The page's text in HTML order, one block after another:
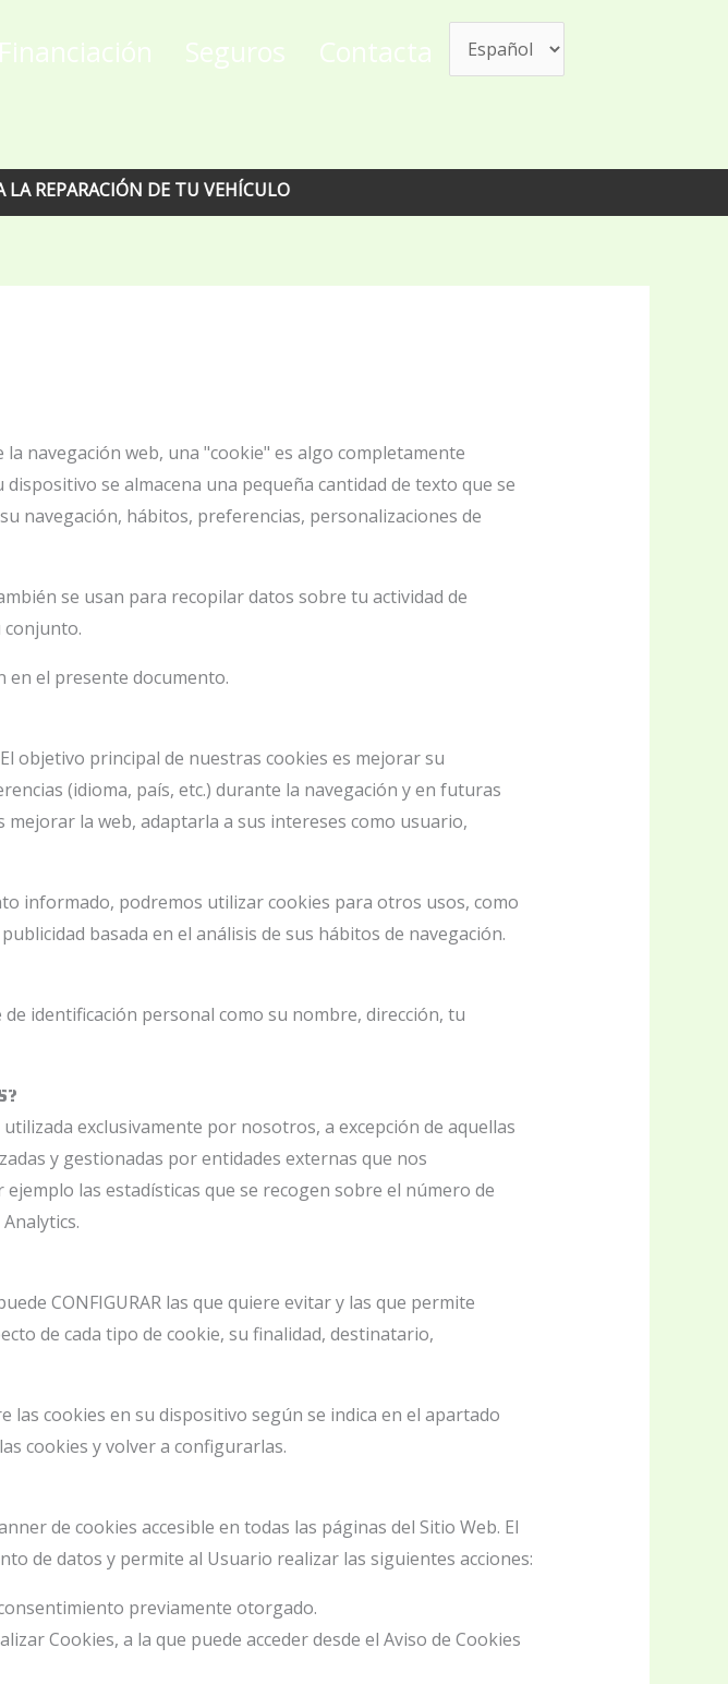
Financiación Seguros Contacta
DE TU VEHÍCULO
navegación web, una "cookie" es algo completamente
se almacena una pequeña cantidad de texto que se
navegación, hábitos, preferencias, personalizaciones de
se usan para recopilar datos sobre tu actividad de
conjunto.
en el presente documento.
objetivo principal de nuestras cookies es mejorar su
(idioma, país, etc.) durante la navegación y en futuras
la web, adaptarla a sus intereses como usuario,
informado, podremos utilizar cookies para otros usos, como
basada en el análisis de sus hábitos de navegación.
identificación personal como su nombre, dirección, tu
exclusivamente por nosotros, a excepción de aquellas
y gestionadas por entidades externas que nos
las estadísticas que se recogen sobre el número de
CONFIGURAR las que quiere evitar y las que permite
de cada tipo de cookie, su finalidad, destinatario,
cookies en su dispositivo según se indica en el apartado
cookies y volver a configurarlas.
de cookies accesible en todas las páginas del Sitio Web. El
de datos y permite al Usuario realizar las siguientes acciones:
previamente otorgado.
Cookies, a la que puede acceder desde el Aviso de Cookies